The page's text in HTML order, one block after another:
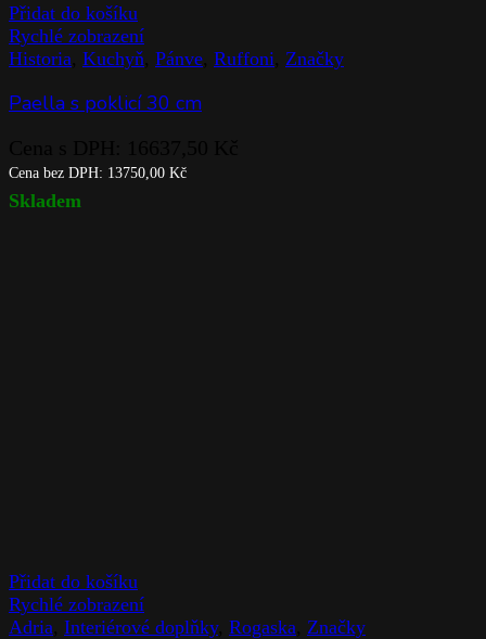
Přidat do košíku
Rychlé zobrazení
Historia Kuchyň Pánve Ruffoni Značky
Paella s poklicí 30 cm
Cena bez DPH: 13750,00 Kč
Skladem
Přidat do košíku
Rychlé zobrazení
Adria Interiérové doplňky, Rogaska Značky